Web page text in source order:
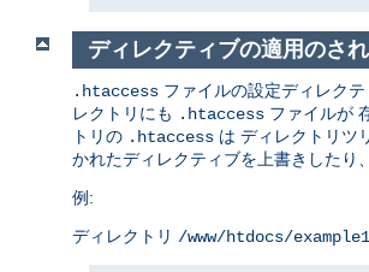
ディレクティブの適用のさ
.htaccess ファイルの設定ディレクテ
レクトリにも .htaccess ファイルが
トリの .htaccess は ディレクトリツ
かれたディレクティブを上書きしたり
例:
ディレクトリ /www/htdocs/example1